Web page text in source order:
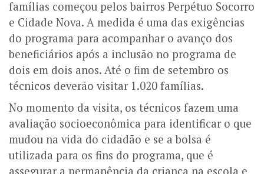
famílias começou pelos bairros Perpétuo Socorro
e Cidade Nova. A medida é uma das exigências
do programa para acompanhar o avanço dos
beneficiários após a inclusão no programa de
dois em dois anos. Até o fim de setembro os
técnicos deverão visitar 1.020 famílias.
No momento da visita, os técnicos fazem uma
avaliação socioeconômica para identificar o que
mudou na vida do cidadão e se a bolsa é
utilizada para os fins do programa, que é
assegurar a permanência da criança na escola e